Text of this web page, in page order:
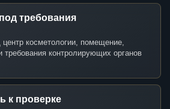
требования
центр косметологии, помещение,
требования контролирующих органов
к проверке